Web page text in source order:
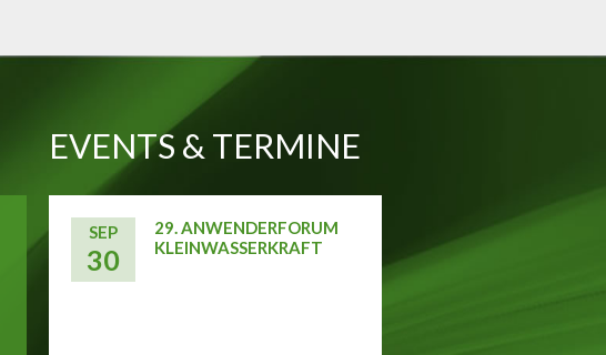
EVENTS & TERMINE
SEP
30
29. ANWENDERFORUM
KLEINWASSERKRAFT